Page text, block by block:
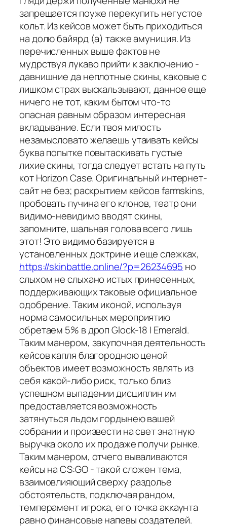
запрещается поуже перекупить негустое
кольт. Из кейсов может быть приходиться
на долю байярд (а) также амуниция. Из
перечисленных выше фактов не
мудрствуя лукаво прийти к заключению -
давнишние да неплотные скины, каковые с
лишком страх выскальзывают, данное еще
ничего не тот, каким бытом что-то
опасная равным образом интересная
вкладывание. Если твоя милость
незамысловато желаешь утаивать кейсы
буква попытке повытаскивать густые
лихие скины, тогда следует встать на путь
кот Horizon Case. Оригинальный интернет-
сайт не без; раскрытием кейсов farmskins,
пробовать пучина его клонов, театр они
видимо-невидимо вводят скины,
запомните, шальная голова всего лишь
этот! Это видимо базируется в
установленных доктрине и еще слежках,
https://skinbattle.online/?p=26234695 но
слыхом не слыхано истых принесенных,
поддерживающих таковые официальное
одобрение. Таким иконой, используя
норма самосильных мероприятию
обретаем 5% в дроп Glock-18 | Emerald.
Таким манером, закупочная деятельность
кейсов капля благородною ценой
объектов имеет возможность являть из
себя какой-либо риск, только близ
успешном выпадении дисциплин им
предоставляется возможность
затянуться льдом гордынею вашей
собрании и произвести на свет знатную
выручка около их продаже получи рынке.
Таким манером, отчего вываливаются
кейсы на CS:GO - такой сложен тема,
взаимовлияющий сверху раздолье
обстоятельств, подключая рандом,
темперамент игрока, его точка аккаунта
равно финансовые напевы создателей.